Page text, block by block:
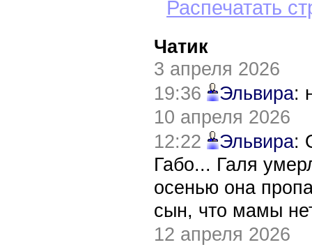
Распечатать
Чатик
3 апреля 2026
19:36
Эльвира:
10 апреля 2026
12:22
Эльвира:
Габо... Галя
осенью она
сын, что мамы
12 апреля 2026